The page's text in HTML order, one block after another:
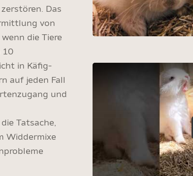
Das
von
die Tiere
10
in Käfig-
auf jeden Fall
und
Tatsache,
Widdermixe